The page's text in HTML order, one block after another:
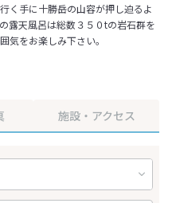
く手に十勝岳の山容が押し迫るよ
露天風呂は総数３５０tの岩石群を
気をお楽しみ下さい。
施設・アクセス